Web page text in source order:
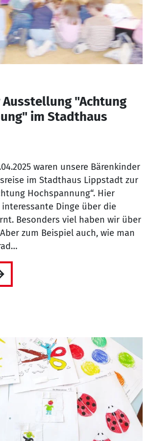
Ausstellung "Achtung
im Stadthaus
waren unsere Bärenkinder
im Stadthaus Lippstadt zur
Hochspannung“. Hier
Dinge über die
Besonders viel haben wir über
zum Beispiel auch, wie man